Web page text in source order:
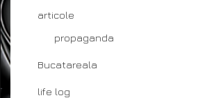
articole
propaganda
Bucatareala
life log